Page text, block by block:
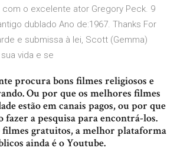
o excelente ator Gregory Peck. 9
dublado Ano de:1967. Thanks For
e submissa à lei, Scott (Gemma)
vida e se
procura bons filmes religiosos e
Ou por que os melhores filmes
estão em canais pagos, ou por que
fazer a pesquisa para encontrá-los.
filmes gratuitos, a melhor plataforma
ainda é o Youtube.